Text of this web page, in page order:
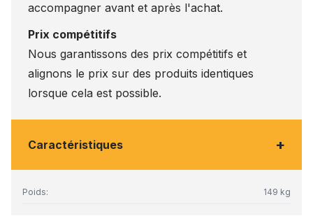
accompagner avant et après l'achat.
Prix compétitifs
Nous garantissons des prix compétitifs et
alignons le prix sur des produits identiques
lorsque cela est possible.
Caractéristiques +
Poids: 149 kg